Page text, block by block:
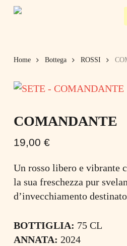
Skip
Home Bottega ROSSI
COMANDANTE
19,00 €
Un rosso libero e vibrante
la sua freschezza pur
d’invecchiamento
BOTTIGLIA: 75 CL
ANNATA: 2024